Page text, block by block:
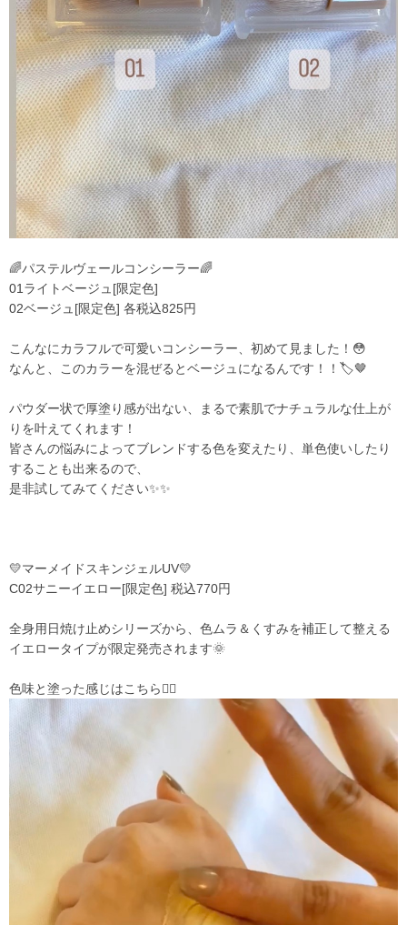
🌈パステルヴェールコンシーラー🌈
01ライトベージュ[限定色]
02ベージュ[限定色] 各税込825円
こんなにカラフルで可愛いコンシーラー、初めて見ました！😳
なんと、このカラーを混ぜるとベージュになるんです！！🏷🤎
パウダー状で厚塗り感が出ない、まるで素肌でナチュラルな仕上が
りを叶えてくれます！
皆さんの悩みによってブレンドする色を変えたり、単色使いしたり
することも出来るので、
是非試してみてください✨✨
💛マーメイドスキンジェルUV💛
C02サニーイエロー[限定色] 税込770円
全身用日焼け止めシリーズから、色ムラ＆くすみを補正して整える
イエロータイプが限定発売されます🌞
色味と塗った感じはこちら👇🏻